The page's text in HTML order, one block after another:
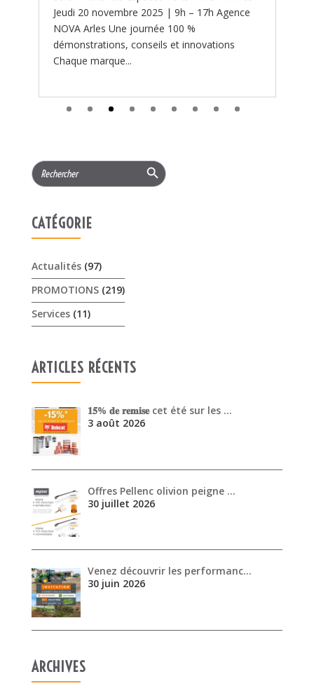
Search Search Button
CATÉGORIE
PROMOTIONS
𝟏𝟓% 𝐝𝐞 𝐫𝐞𝐦𝐢𝐬𝐞 cet été sur les …
3 août 2026
Offres Pellenc olivion peigne …
30 juin 2026
ARCHIVES
août 2026
juillet 2026
mai 2026